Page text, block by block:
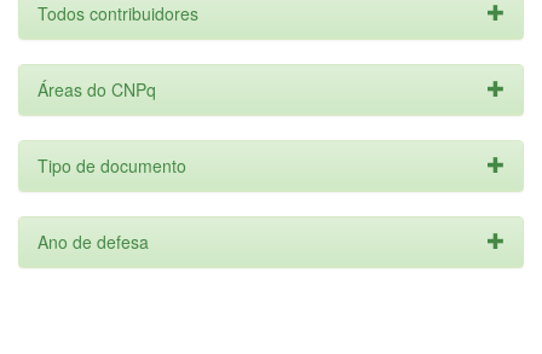
Todos contribuidores
Áreas do CNPq
Tipo de documento
Ano de defesa